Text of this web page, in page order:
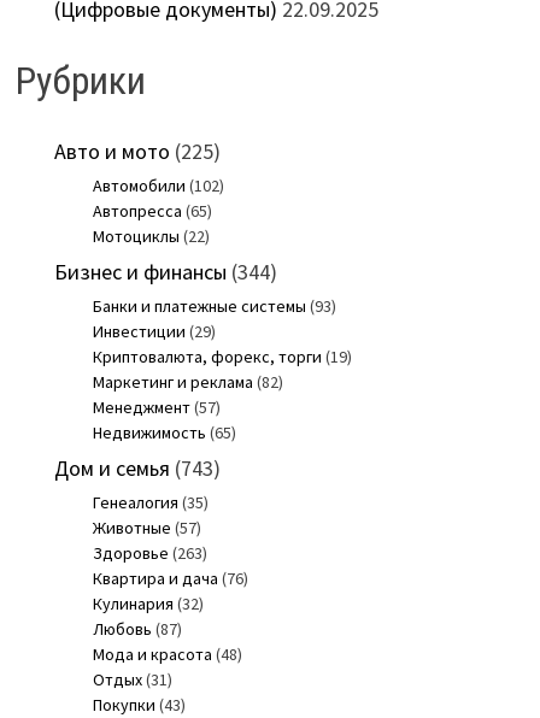
(Цифровые документы) 22.09.2025
Рубрики
Авто и мото (225)
Автомобили (102)
Автопресса (65)
Мотоциклы (22)
Бизнес и финансы (344)
Банки и платежные системы (93)
Инвестиции (29)
Криптовалюта, форекс, торги (19)
Маркетинг и реклама (82)
Менеджмент(57)
Недвижимость (65)
Дом и семья (743)
Генеалогия (35)
Животные (57)
Здоровье (263)
Квартира и дача (76)
Кулинария (32)
Любовь (87)
Мода и красота (48)
Отдых(31)
Покупки (43)